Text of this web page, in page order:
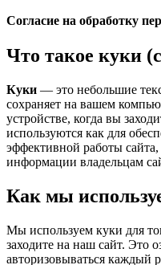
Согласие на обработку
Что такое куки
Куки — это небольшие
сохраняет на вашем
устройстве, когда вы
используются как для
эффективной работы
информации владельцам
Как мы
Мы используем куки для
заходите на наш сайт. Это
авторизовываться каждый